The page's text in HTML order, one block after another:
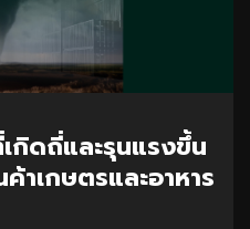
กิดถี่และรุนแรงขึ้น
าเกษตรและอาหาร